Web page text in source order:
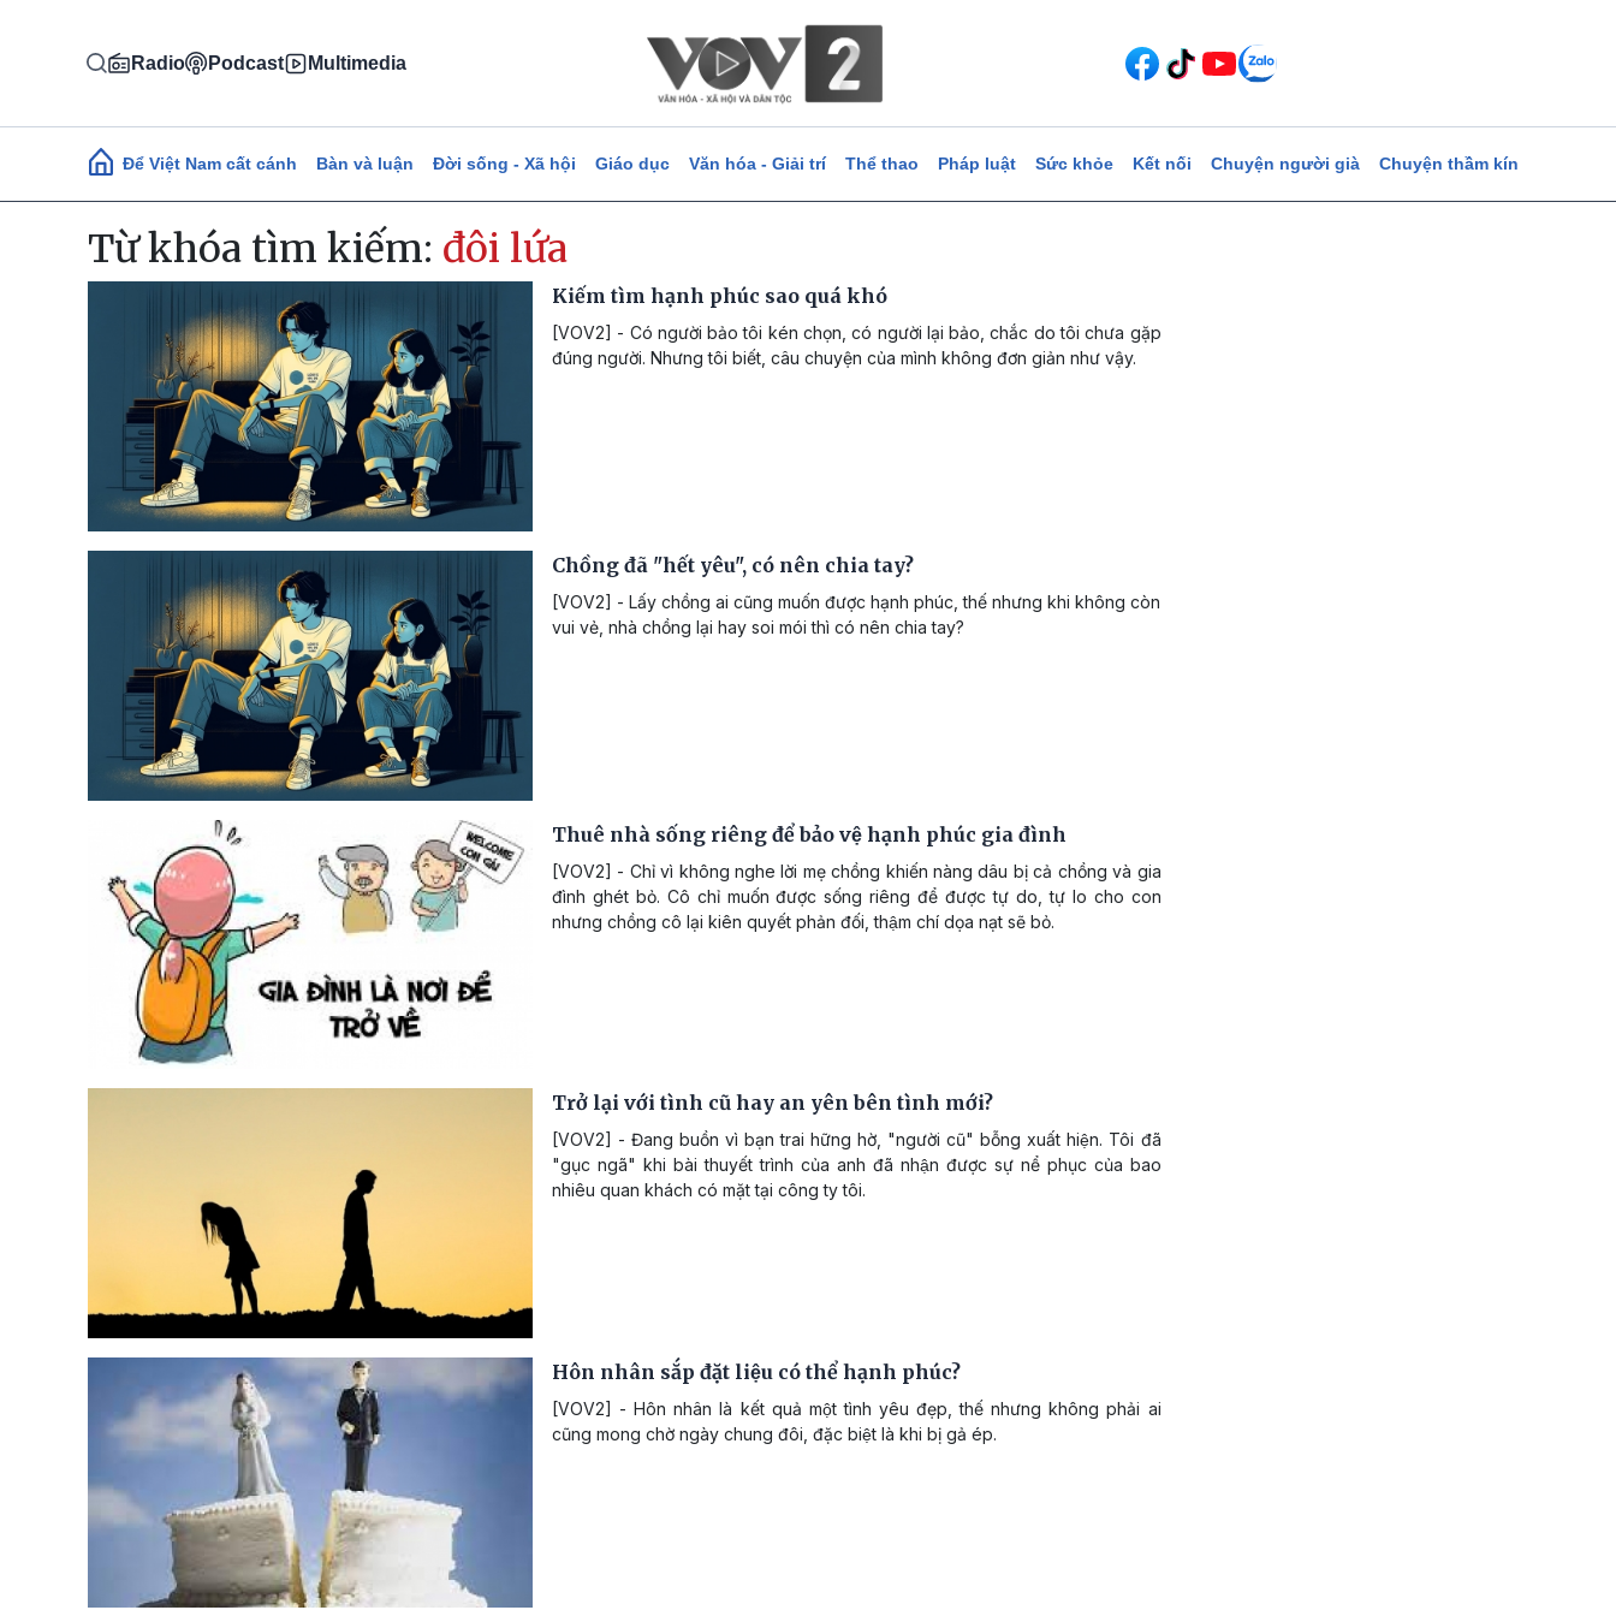
Radio Podcast Multimedia
Main navigation
Để Việt Nam cất cánh Bàn và luận Đời sống - Xã hội Giáo dục Văn hóa - Giải trí Thể thao Pháp luật Sức khỏe Kết nối Chuyện người già Chuyện thầm kín
Từ khóa tìm kiếm: đôi lứa
Kiếm tìm hạnh phúc sao quá khó
[VOV2] - Có người bảo tôi kén chọn, có người lại bảo, chắc do tôi chưa gặp
đúng người. Nhưng tôi biết, câu chuyện của mình không đơn giản như vậy.
Chồng đã "hết yêu", có nên chia tay?
[VOV2] - Lấy chồng ai cũng muốn được hạnh phúc, thế nhưng khi không còn
vui vẻ, nhà chồng lại hay soi mói thì có nên chia tay?
Thuê nhà sống riêng để bảo vệ hạnh phúc gia đình
[VOV2] - Chỉ vì không nghe lời mẹ chồng khiến nàng dâu bị cả chồng và gia
đình ghét bỏ. Cô chỉ muốn được sống riêng để được tự do, tự lo cho con
nhưng chồng cô lại kiên quyết phản đối, thậm chí dọa nạt sẽ bỏ.
Trở lại với tình cũ hay an yên bên tình mới?
[VOV2] - Đang buồn vì bạn trai hững hờ, "người cũ" bỗng xuất hiện. Tôi đã
"gục ngã" khi bài thuyết trình của anh đã nhận được sự nể phục của bao
nhiêu quan khách có mặt tại công ty tôi.
Hôn nhân sắp đặt liệu có thể hạnh phúc?
[VOV2] - Hôn nhân là kết quả một tình yêu đẹp, thế nhưng không phải ai
cũng mong chờ ngày chung đôi, đặc biệt là khi bị gả ép.